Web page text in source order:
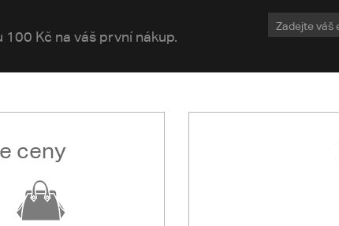
Kč na váš první nákup.
ceny